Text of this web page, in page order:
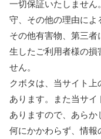
一切保証いたしません
守、その他の理由によ
その他有害物、第三
生したご利用者様の損
せん。
クボタは、当サイト
あります。また当サ
ありますので、あら
何にかかわらず、情報